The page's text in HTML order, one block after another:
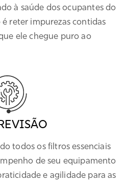
à saúde dos ocupantes do
reter impurezas contidas
ele chegue puro ao
todos os filtros essenciais
de seu equipamento
e agilidade para as